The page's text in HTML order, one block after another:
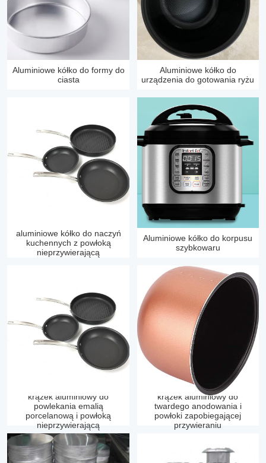
Aluminiowe kółko do formy do
ciasta
Aluminiowe kółko do
urządzenia do gotowania ryżu
aluminiowe kółko do naczyń
kuchennych z powłoką
nieprzywierającą
Aluminiowe kółko do korpusu
szybkowaru
krążek aluminiowy do
powlekania emalią
porcelanową i powłoką
nieprzywierającą
krążek aluminiowy do
twardego anodowania i
powłoki zapobiegającej
przywieraniu